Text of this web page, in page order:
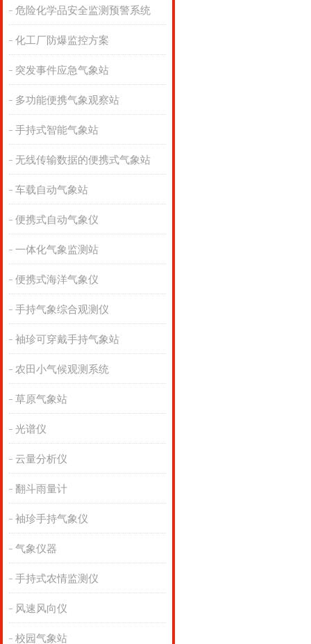
危险化学品安全监测预警系统
化工厂防爆监控方案
突发事件应急气象站
多功能便携气象观察站
手持式智能气象站
无线传输数据的便携式气象站
车载自动气象站
便携式自动气象仪
一体化气象监测站
便携式海洋气象仪
手持气象综合观测仪
袖珍可穿戴手持气象站
农田小气候观测系统
草原气象站
光谱仪
云量分析仪
翻斗雨量计
袖珍手持气象仪
气象仪器
手持式农情监测仪
风速风向仪
校园气象站